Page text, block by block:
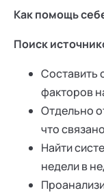
Как помощь
Поиск
Составить
факторов
Отдельно
что
Найти
недели в